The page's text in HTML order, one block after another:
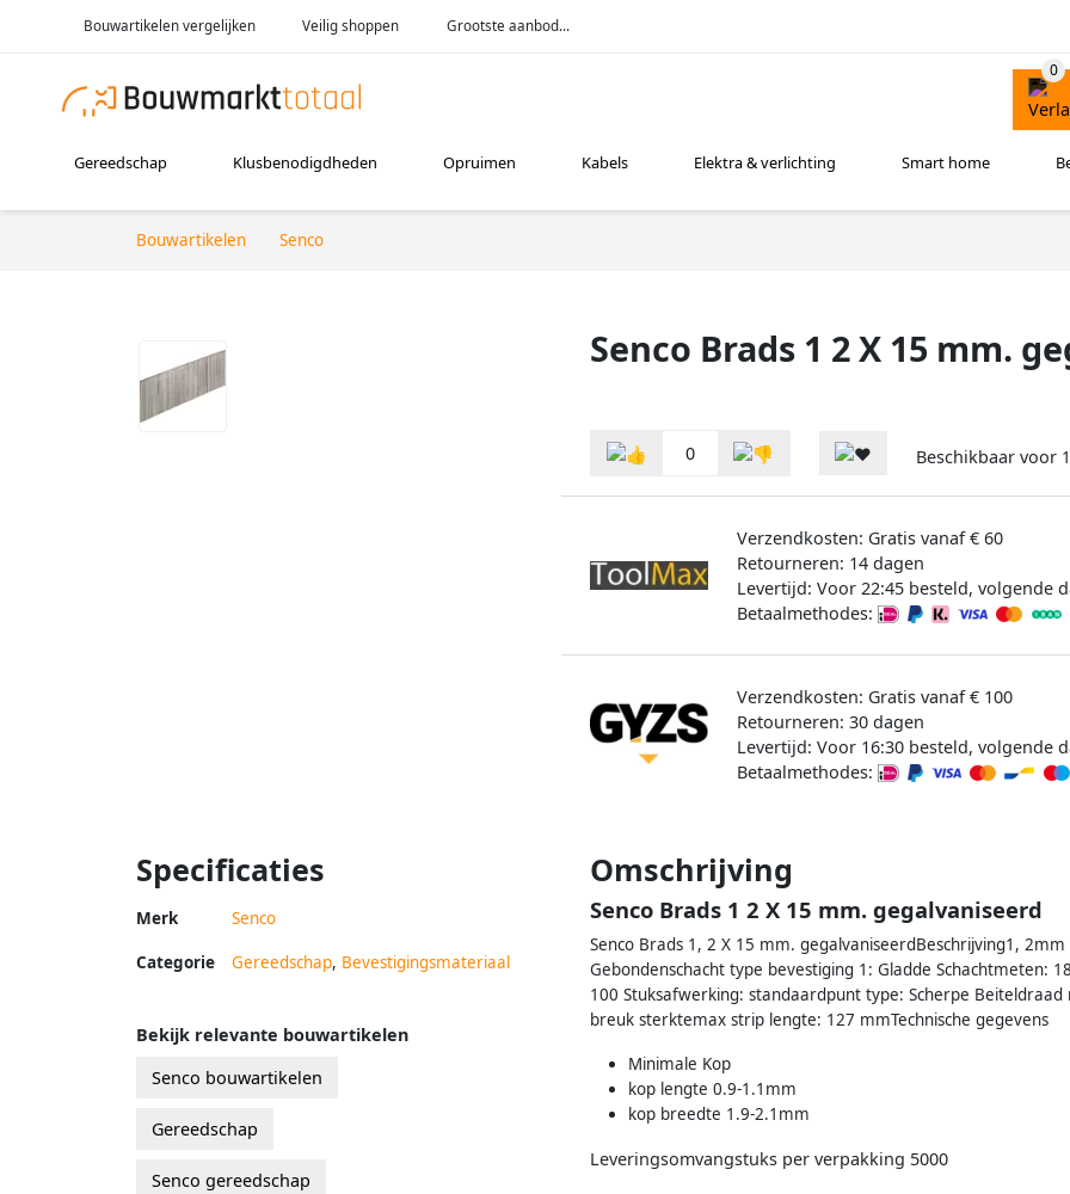
Bouwartikelen vergelijken Veilig shoppen Grootste aanbod...
Gereedschap Klusbenodigdheden Opruimen Kabels Elektra & verlichting Smart home
Bouwartikelen Senco
Senco Brads 1 2 X 15 mm.
0 Beschikbaar voor
Verzendkosten: Gratis vanaf € 60
Retourneren: 14 dagen
Levertijd: Voor 22:45 besteld, volgende
Betaalmethodes:
Verzendkosten: Gratis vanaf € 100
Retourneren: 30 dagen
Levertijd: Voor 16:30 besteld, volgende
Betaalmethodes:
Specificaties
Merk Senco
Categorie Gereedschap, Bevestigingsmateriaal
Omschrijving
Senco Brads 1 2 X 15 mm. gegalvaniseerd
Senco Brads 1, 2 X 15 mm. gegalvaniseerdBeschrijving1,
Gebondenschacht type bevestiging 1: Gladde Schachtmeten:
100 Stuksafwerking: standaardpunt type: Scherpe
breuk sterktemax strip lengte: 127 mmTechnische gegevens
Minimale Kop
kop lengte 0.9-1.1mm
kop breedte 1.9-2.1mm
Leveringsomvangstuks per verpakking 5000
Bekijk relevante bouwartikelen
Senco bouwartikelen
Gereedschap
Senco gereedschap